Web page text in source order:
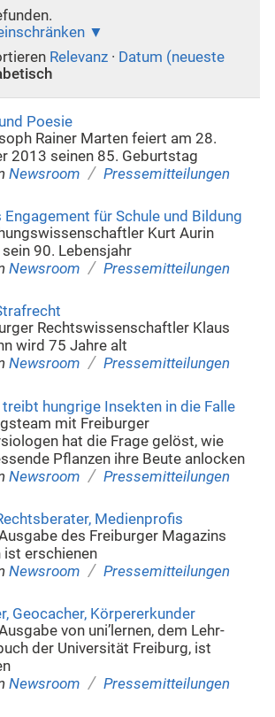
Relevanz · Datum (neueste
Poesie
Rainer Marten feiert am 28.
2013 seinen 85. Geburtstag
Newsroom / Pressemitteilungen
Engagement für Schule und Bildung
Kurt Aurin
90. Lebensjahr
Newsroom / Pressemitteilungen
Rechtswissenschaftler Klaus
wird 75 Jahre alt
Newsroom / Pressemitteilungen
hungrige Insekten in die Falle
mit Freiburger
hat die Frage gelöst, wie
Pflanzen ihre Beute anlocken
Newsroom / Pressemitteilungen
Medienprofis
des Freiburger Magazins
ist erschienen
Newsroom / Pressemitteilungen
Geocacher, Körpererkunder
von uni’lernen, dem Lehr-
der Universität Freiburg, ist
Newsroom / Pressemitteilungen